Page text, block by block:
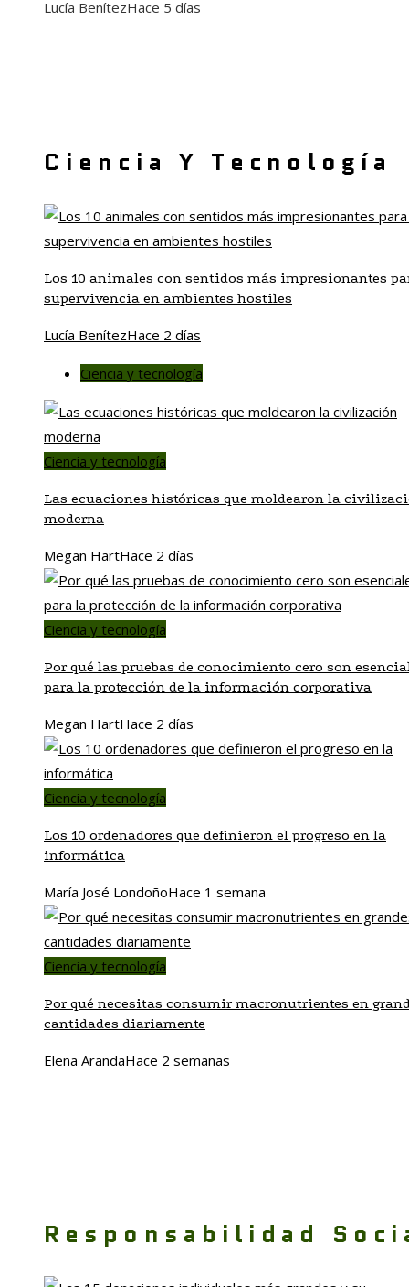
Lucía BenítezHace 5 días
Ciencia Y Tecnología
Los 10 animales con sentidos más impresionantes
supervivencia en ambientes hostiles
Lucía BenítezHace 2 días
Ciencia y tecnología
Ciencia y tecnología
Las ecuaciones históricas que moldearon la
moderna
Megan HartHace 2 días
Ciencia y tecnología
Por qué las pruebas de conocimiento cero son
para la protección de la información corporativa
Megan HartHace 2 días
Ciencia y tecnología
Los 10 ordenadores que definieron el progreso en la
informática
María José LondoñoHace 1 semana
Ciencia y tecnología
Por qué necesitas consumir macronutrientes en
cantidades diariamente
Elena ArandaHace 2 semanas
Responsabilidad